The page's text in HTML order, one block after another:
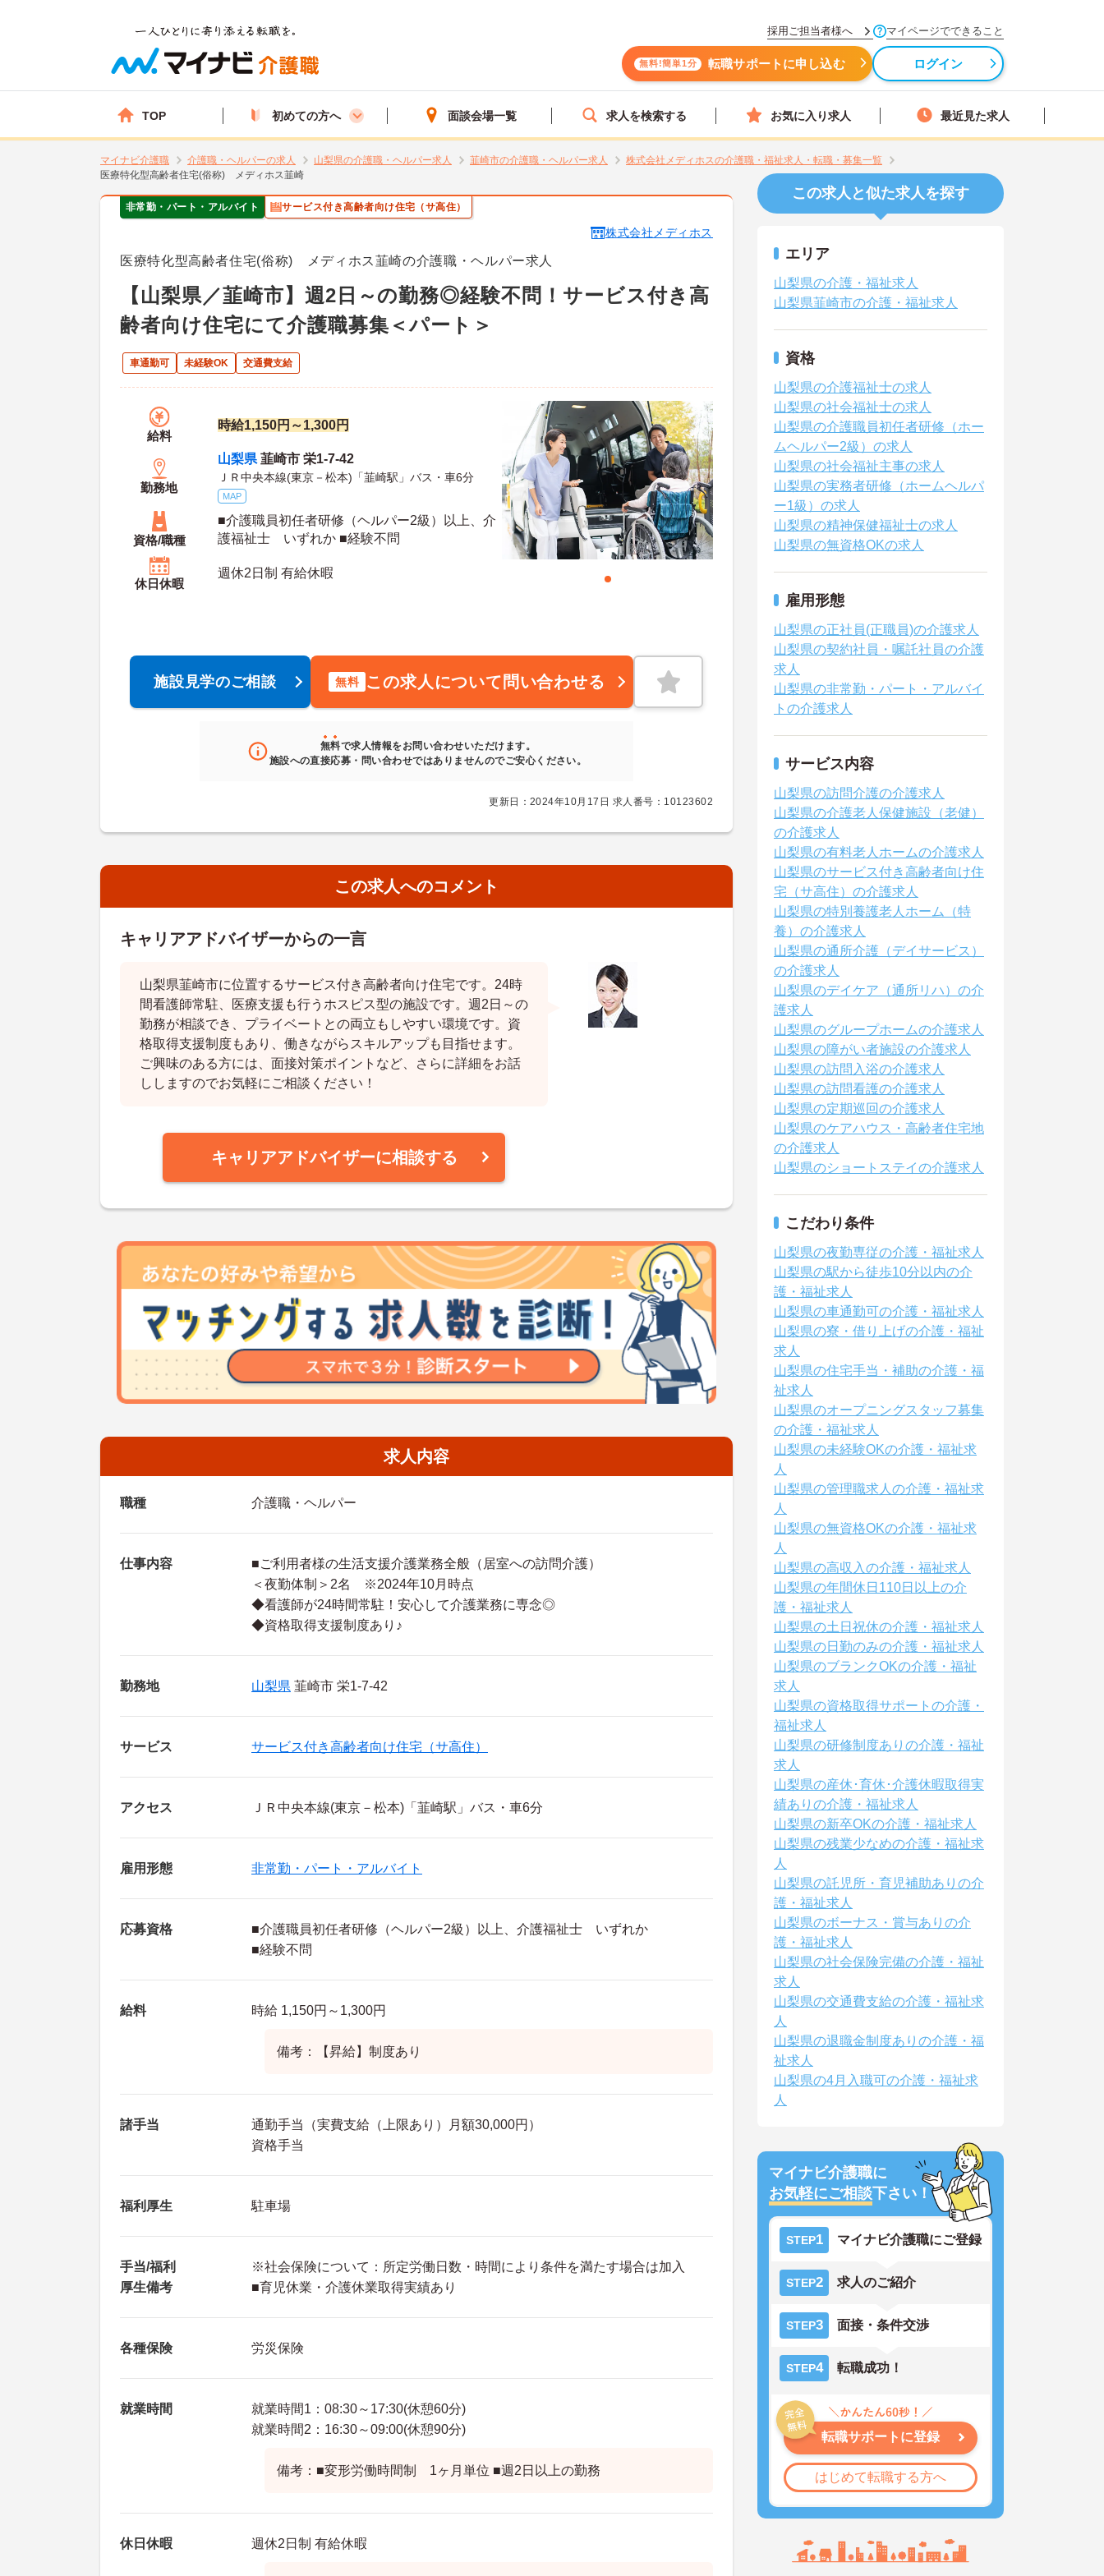
採用ご担当者様へ マイページでできること
無料!簡単1分 転職サポートに申し込む ログイン
TOP 初めての方へ 面談会場一覧 求人を検索する お気に入り求人 最近見た求人
マイナビ介護職 介護職・ヘルパーの求人 山梨県の介護職・ヘルパー求人 韮崎市の介護職・ヘルパー求人
株式会社メディホスの介護職・福祉求人・転職・募集一覧
医療特化型高齢者住宅(俗称) メディホス韮崎
非常勤・パート・アルバイト サービス付き高齢者向け住宅（サ高住）
株式会社メディホス
医療特化型高齢者住宅(俗称) メディホス韮崎の介護職・ヘルパー求人
【山梨県／韮崎市】週2日～の勤務◎経験不問！サービス付き高
齢者向け住宅にて介護職募集＜パート＞
車通勤可 未経験OK 交通費支給
給料
時給1,150円～1,300円
勤務地
山梨県 韮崎市 栄1-7-42
ＪＲ中央本線(東京－松本)「韮崎駅」バス・車6分
MAP
資格/職種
■介護職員初任者研修（ヘルパー2級）以上、介
護福祉士 いずれか ■経験不問
休日休暇
週休2日制 有給休暇
施設見学のご相談 無料 この求人について問い合わせる
無料で求人情報をお問い合わせいただけます。
施設への直接応募・問い合わせではありませんのでご安心ください。
更新日：2024年10月17日 求人番号：10123602
この求人へのコメント
キャリアアドバイザーからの一言
山梨県韮崎市に位置するサービス付き高齢者向け住宅です。24時
間看護師常駐、医療支援も行うホスピス型の施設です。週2日～の
勤務が相談でき、プライベートとの両立もしやすい環境です。資
格取得支援制度もあり、働きながらスキルアップも目指せます。
ご興味のある方には、面接対策ポイントなど、さらに詳細をお話
ししますのでお気軽にご相談ください！
キャリアアドバイザーに相談する
求人内容
職種 介護職・ヘルパー
仕事内容
■ご利用者様の生活支援介護業務全般（居室への訪問介護）
＜夜勤体制＞2名 ※2024年10月時点
◆看護師が24時間常駐！安心して介護業務に専念◎
◆資格取得支援制度あり♪
勤務地 山梨県 韮崎市 栄1-7-42
サービス サービス付き高齢者向け住宅（サ高住）
アクセス ＪＲ中央本線(東京－松本)「韮崎駅」バス・車6分
雇用形態 非常勤・パート・アルバイト
応募資格
■介護職員初任者研修（ヘルパー2級）以上、介護福祉士 いずれか
■経験不問
給料 時給 1,150円～1,300円
備考：【昇給】制度あり
諸手当
通勤手当（実費支給（上限あり）月額30,000円）
資格手当
福利厚生 駐車場
手当/福利
厚生備考
※社会保険について：所定労働日数・時間により条件を満たす場合は加入
■育児休業・介護休業取得実績あり
各種保険 労災保険
就業時間
就業時間1：08:30～17:30(休憩60分)
就業時間2：16:30～09:00(休憩90分)
備考：■変形労働時間制 1ヶ月単位 ■週2日以上の勤務
休日休暇 週休2日制 有給休暇
この求人と似た求人を探す
エリア
山梨県の介護・福祉求人
山梨県韮崎市の介護・福祉求人
資格
山梨県の介護福祉士の求人
山梨県の社会福祉士の求人
山梨県の介護職員初任者研修（ホー
ムヘルパー2級）の求人
山梨県の社会福祉主事の求人
山梨県の実務者研修（ホームヘルパ
ー1級）の求人
山梨県の精神保健福祉士の求人
山梨県の無資格OKの求人
雇用形態
山梨県の正社員(正職員)の介護求人
山梨県の契約社員・嘱託社員の介護
求人
山梨県の非常勤・パート・アルバイ
トの介護求人
サービス内容
山梨県の訪問介護の介護求人
山梨県の介護老人保健施設（老健）
の介護求人
山梨県の有料老人ホームの介護求人
山梨県のサービス付き高齢者向け住
宅（サ高住）の介護求人
山梨県の特別養護老人ホーム（特
養）の介護求人
山梨県の通所介護（デイサービス）
の介護求人
山梨県のデイケア（通所リハ）の介
護求人
山梨県のグループホームの介護求人
山梨県の障がい者施設の介護求人
山梨県の訪問入浴の介護求人
山梨県の訪問看護の介護求人
山梨県の定期巡回の介護求人
山梨県のケアハウス・高齢者住宅地
の介護求人
山梨県のショートステイの介護求人
こだわり条件
山梨県の夜勤専従の介護・福祉求人
山梨県の駅から徒歩10分以内の介
護・福祉求人
山梨県の車通勤可の介護・福祉求人
山梨県の寮・借り上げの介護・福祉
求人
山梨県の住宅手当・補助の介護・福
祉求人
山梨県のオープニングスタッフ募集
の介護・福祉求人
山梨県の未経験OKの介護・福祉求
人
山梨県の管理職求人の介護・福祉求
人
山梨県の無資格OKの介護・福祉求
人
山梨県の高収入の介護・福祉求人
山梨県の年間休日110日以上の介
護・福祉求人
山梨県の土日祝休の介護・福祉求人
山梨県の日勤のみの介護・福祉求人
山梨県のブランクOKの介護・福祉
求人
山梨県の資格取得サポートの介護・
福祉求人
山梨県の研修制度ありの介護・福祉
求人
山梨県の産休･育休･介護休暇取得実
績ありの介護・福祉求人
山梨県の新卒OKの介護・福祉求人
山梨県の残業少なめの介護・福祉求
人
山梨県の託児所・育児補助ありの介
護・福祉求人
山梨県のボーナス・賞与ありの介
護・福祉求人
山梨県の社会保険完備の介護・福祉
求人
山梨県の交通費支給の介護・福祉求
人
山梨県の退職金制度ありの介護・福
祉求人
山梨県の4月入職可の介護・福祉求
人
マイナビ介護職に
お気軽にご相談下さい！
STEP1 マイナビ介護職にご登録
STEP2 求人のご紹介
STEP3 面接・条件交渉
STEP4 転職成功！
転職サポートに登録
はじめて転職する方へ